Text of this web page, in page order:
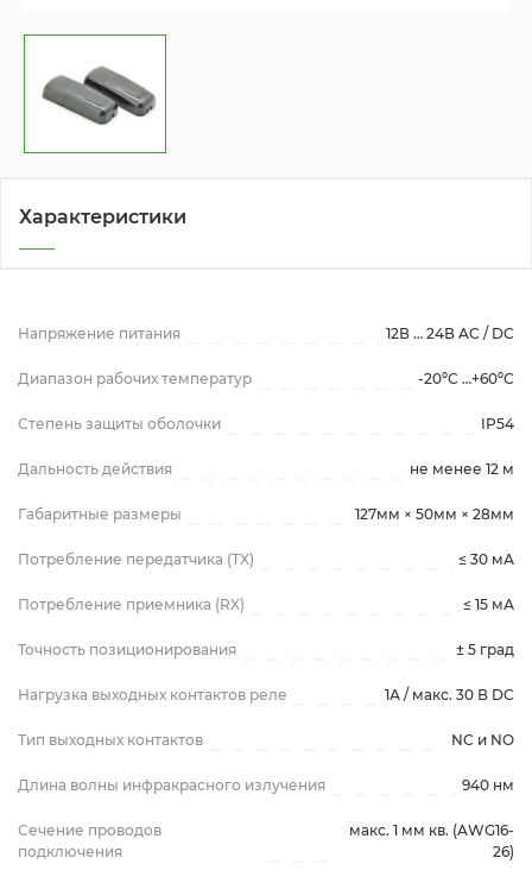
Характеристики
Напряжение питания 12В … 24В AC / DC
Диапазон рабочих температур -20ºС …+60ºС
Степень защиты оболочки IP54
Дальность действия не менее 12 м
Габаритные размеры 127мм × 50мм × 28мм
Потребление передатчика (TX) ≤ 30 мА
Потребление приемника (RX) ≤ 15 мА
Точность позиционирования ± 5 град
Нагрузка выходных контактов реле 1А / макс. 30 В DC
Тип выходных контактов NC и NO
Длина волны инфракрасного излучения 940 нм
Сечение проводов
подключения
макс. 1 мм кв. (AWG16-
26)